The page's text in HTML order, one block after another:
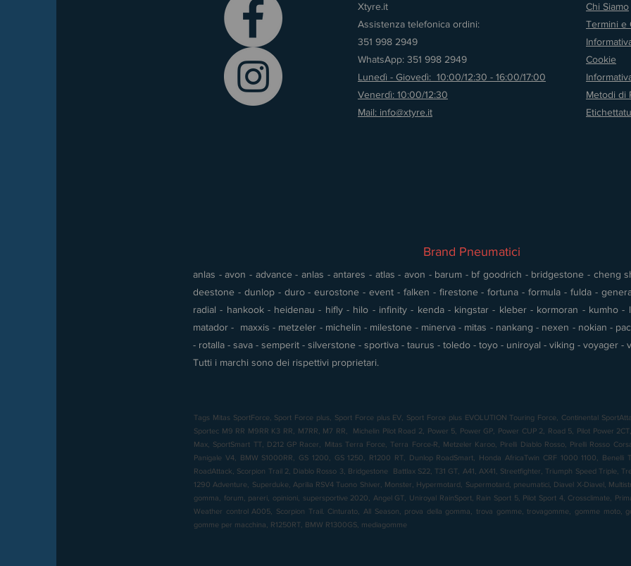
Xtyre.it
Assistenza telefonica ordini:
351 998 2949
WhatsApp: 351 998 2949
Lunedì - Giovedì: 10:00/12:30 - 16:00/17:00
Venerdì: 10:00/12:30
Mail: info@xtyre.it
Chi Siamo
Termini e
Cookie
Metodi di
Brand Pneumatici
anlas - avon - advance - anlas - antares - atlas - avon - barum - bf goodrich - bridgestone - cheng
deestone - dunlop - duro - eurostone - event - falken - firestone - fortuna - formula - fulda -
radial - hankook - heidenau - hifly - hilo - infinity - kenda - kingstar - kleber - kormoran - kumho -
matador - maxxis - metzeler - michelin - milestone - minerva - mitas - nankang - nexen - nokian -
- rotalla - sava - semperit - silverstone - sportiva - taurus - toledo - toyo - uniroyal - viking - voyager -
Tutti i marchi sono dei rispettivi proprietari.
Tags Mitas SportForce, Sport Force plus, Sport Force plus EV, Sport Force plus EVOLUTION Touring Force, Continental
Sportec M9 RR M9RR K3 RR, M7RR, M7 RR, Michelin Pilot Road 2, Power 5, Power GP, Power CUP 2, Road 5, Pilot Power
Max, SportSmart TT, D212 GP Racer, Mitas Terra Force, Terra Force-R, Metzeler Karoo, Pirelli Diablo Rosso, Pirelli Rosso
Panigale V4, BMW S1000RR, GS 1200, GS 1250, R1200 RT, Dunlop RoadSmart, Honda AfricaTwin CRF 1000 1100, Benelli
RoadAttack, Scorpion Trail 2, Diablo Rosso 3, Bridgestone Battlax S22, T31 GT, A41, AX41, Streetfighter, Triumph Speed Triple,
1290 Adventure, Superduke, Aprilia RSV4 Tuono Shiver, Monster, Hypermotard, Supermotard, pneumatici, Diavel X-Diavel,
gomma, forum, pareri, opinioni, supersportive 2020, Angel GT, Uniroyal RainSport, Rain Sport 5, Pilot Sport 4, Crossclimate,
Weather control A005, Scorpion Trail. Cinturato, All Season, prova della gomma, trova gomme, trovagomme, gomme moto,
gomme per macchina, R1250RT, BMW R1300GS, mediagomme